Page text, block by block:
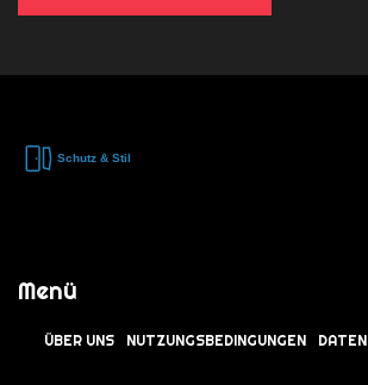
Menü
ÜBER UNS NUTZUNGSBEDINGUNGEN